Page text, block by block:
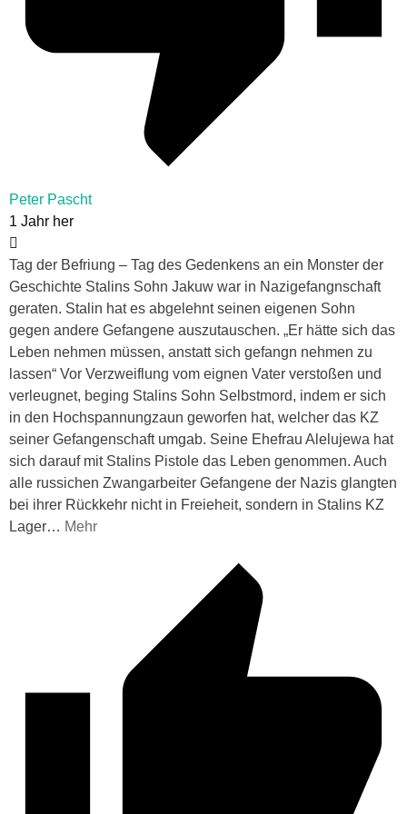
Peter Pascht
1 Jahr her
Tag der Befriung – Tag des Gedenkens an ein Monster der
Geschichte Stalins Sohn Jakuw war in Nazigefangnschaft
geraten. Stalin hat es abgelehnt seinen eigenen Sohn
gegen andere Gefangene auszutauschen. „Er hätte sich das
Leben nehmen müssen, anstatt sich gefangn nehmen zu
lassen“ Vor Verzweiflung vom eignen Vater verstoßen und
verleugnet, beging Stalins Sohn Selbstmord, indem er sich
in den Hochspannungzaun geworfen hat, welcher das KZ
seiner Gefangenschaft umgab. Seine Ehefrau Alelujewa hat
sich darauf mit Stalins Pistole das Leben genommen. Auch
alle russichen Zwangarbeiter Gefangene der Nazis glangten
bei ihrer Rückkehr nicht in Freieheit, sondern in Stalins KZ
Lager… Mehr